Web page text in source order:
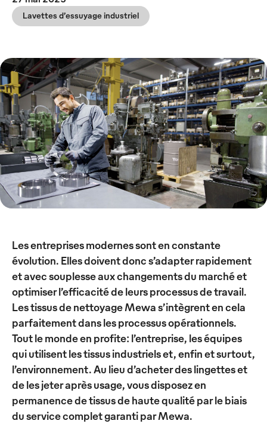
Lavettes d’essuyage industriel
Les entreprises modernes sont en constante
évolution. Elles doivent donc s’adapter rapidement
et avec souplesse aux changements du marché et
optimiser l’efficacité de leurs processus de travail.
Les tissus de nettoyage Mewa s’intègrent en cela
parfaitement dans les processus opérationnels.
Tout le monde en profite: l’entreprise, les équipes
qui utilisent les tissus industriels et, enfin et surtout,
l’environnement. Au lieu d’acheter des lingettes et
de les jeter après usage, vous disposez en
permanence de tissus de haute qualité par le biais
du service complet garanti par Mewa.